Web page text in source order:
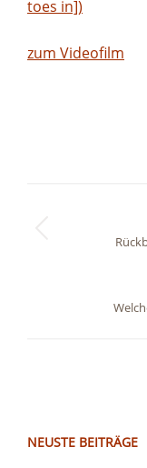
toes in])
zum Videofilm
NEUSTE BEITRÄGE